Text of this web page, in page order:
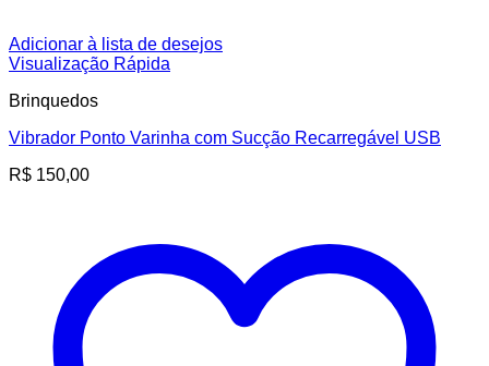
Adicionar à lista de desejos
Visualização Rápida
Brinquedos
Vibrador Ponto Varinha com Sucção Recarregável USB
R$ 150,00